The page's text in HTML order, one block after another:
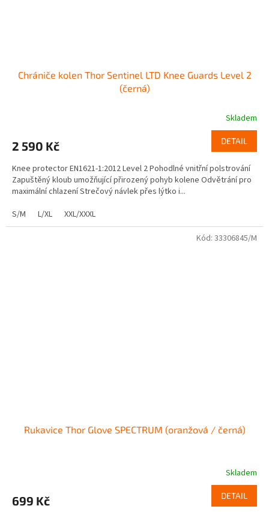
Chrániče kolen Thor Sentinel LTD Knee Guards Level 2
(černá)
Skladem
2 590 Kč DETAIL
Knee protector EN1621-1:2012 Level 2 Pohodlné vnitřní polstrování
Zapuštěný kloub umožňující přirozený pohyb kolene Odvětrání pro
maximální chlazení Strečový návlek přes lýtko i...
S/M
L/XL XXL/XXXL
Rukavice Thor Glove SPECTRUM (oranžová / černá)
Skladem
699 Kč DETAIL
Kód: 33306845/M